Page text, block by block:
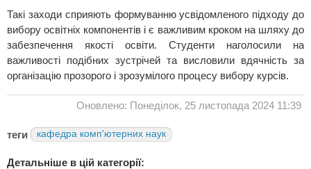
Такі заходи сприяють формуванню усвідомленого підходу до
вибору освітніх компонентів і є важливим кроком на шляху до
забезпечення якості освіти. Студенти наголосили на
важливості подібних зустрічей та висловили вдячність за
організацію прозорого і зрозумілого процесу вибору курсів.
Оновлено: Понеділок, 25 листопада 2024 11:39
теги кафедра комп'ютерних наук
Детальніше в цій категорії: